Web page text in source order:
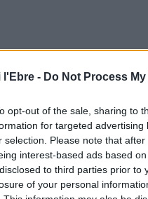
l'Ebre - Do Not Process
opt-out of the sale, sharing to
for targeted
selection. Please note that
interest-based ads based
to third parties prior
of your personal
al recinte de
alball de gala a la reina
d’esta formació, Toni